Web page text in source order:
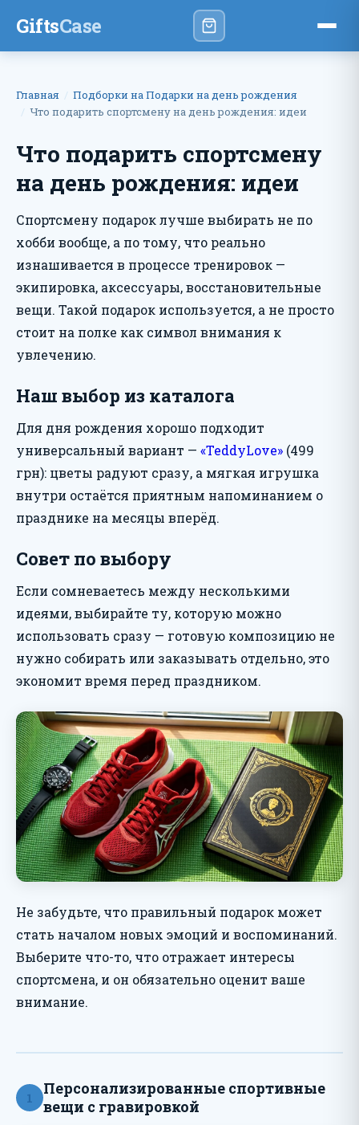
GiftsCase
Главная
Подборки на Подарки на день рождения
Что подарить спортсмену на день рождения: идеи
Что подарить спортсмену
на день рождения: идеи
Спортсмену подарок лучше выбирать не по
хобби вообще, а по тому, что реально
изнашивается в процессе тренировок —
экипировка, аксессуары, восстановительные
вещи. Такой подарок используется, а не просто
стоит на полке как символ внимания к
увлечению.
Наш выбор из каталога
Для дня рождения хорошо подходит
универсальный вариант — «TeddyLove» (499
грн): цветы радуют сразу, а мягкая игрушка
внутри остаётся приятным напоминанием о
празднике на месяцы вперёд.
Совет по выбору
Если сомневаетесь между несколькими
идеями, выбирайте ту, которую можно
использовать сразу — готовую композицию не
нужно собирать или заказывать отдельно, это
экономит время перед праздником.
Не забудьте, что правильный подарок может
стать началом новых эмоций и воспоминаний.
Выберите что-то, что отражает интересы
спортсмена, и он обязательно оценит ваше
внимание.
1
Персонализированные спортивные
вещи с гравировкой